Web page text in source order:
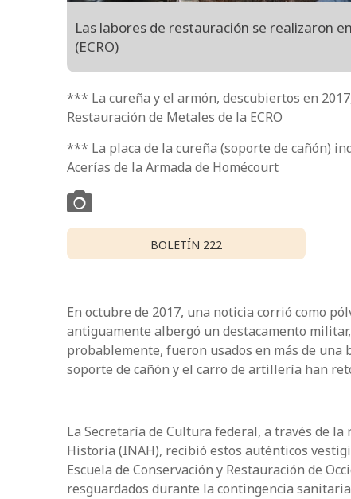
Las labores de restauración se realizaron
(ECRO)
*** La cureña y el armón, descubiertos en
Restauración de Metales de la ECRO
*** La placa de la cureña (soporte de cañón)
Acerías de la Armada de Homécourt
BOLETÍN 222
En octubre de 2017, una noticia corrió como
antiguamente albergó un destacamento
probablemente, fueron usados en más de
soporte de cañón y el carro de artillería han
La Secretaría de Cultura federal, a través de
Historia (INAH), recibió estos auténticos
Escuela de Conservación y Restauración de
resguardados durante la contingencia